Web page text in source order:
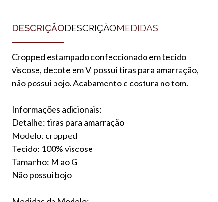
DESCRIÇÃODESCRIÇÃOMEDIDAS
Cropped estampado confeccionado em tecido
viscose, decote em V, possui tiras para amarração,
não possui bojo. Acabamento e costura no tom.
Informações adicionais:
Detalhe: tiras para amarração
Modelo: cropped
Tecido: 100% viscose
Tamanho: M ao G
Não possui bojo